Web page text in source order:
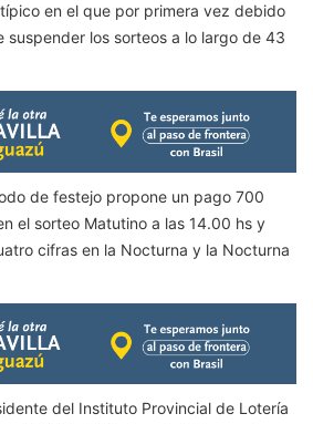
en el que por primera vez debido
suspender los sorteos a lo largo de 43
de festejo propone un pago 700
el sorteo Matutino a las 14.00 hs y
cifras en la Nocturna y la Nocturna
del Instituto Provincial de Lotería